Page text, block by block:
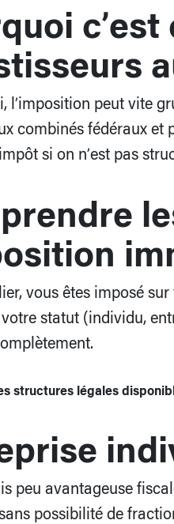
l’imposition peut vite
combinés fédéraux
si on n’est pas
vous êtes imposé
statut (individu,
structures légales
peu avantageuse
possibilité de